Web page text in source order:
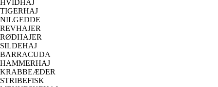
HVIDHAJ
TIGERHAJ
NILGEDDE
REVHAJER
RØDHAJER
SILDEHAJ
BARRACUDA
HAMMERHAJ
KRABBEÆDER
STRIBEFISK